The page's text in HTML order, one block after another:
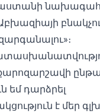
եմ դարձրել
է մեր